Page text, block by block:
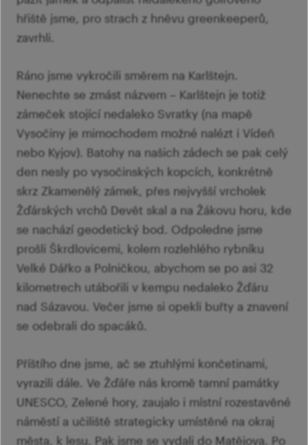
hřiště jsme, pro strach z hněvu greenkeeperů,
zavrhli.
Ráno jsme vykročili směrem na Karlštejn.
Nenechte se zmást názvem – Karlštejn je totiž
zámeček stojící nedaleko Svratky (na mapě
Vysočiny je mimochodem možné nalézt i Vídeň
nebo Kyjov). Batohy na našich zádech se pak celý
den nesly po vysočinských kopcích, konkrétně
skrz Zkamenělý zámek, přes nejvyšší vrcholek
Žďárských vrchů Devět skal a na Žákovu horu, kde
se nachází geodetický bod. Odpoledne jsme
prošli Škrdlovicemi, kolem rozlehlého rybníku
Velké Dářko a Polničkou, abychom se po asi 32
kilometrech utábořili v kempu nedaleko Žďáru
nad Sázavou. Večer jsme si opekli buřty a znavení
se odebrali do spacáků.
Příštího dne jsme, ač se ztuhlými končetinami,
vyrazili dále. Ve Žďáře nás kromě tamní památky
UNESCO, Zelené hory, zaujalo i místní rozestavěné
náměstí a učiliště strategicky umístěné na okraj
města, k lesu. Pak jsme se vydali do Matějova. Po